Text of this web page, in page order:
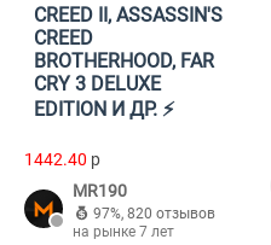
CREED II, ASSASSIN'S
CREED
BROTHERHOOD, FAR
CRY 3 DELUXE
EDITION И ДР. ⚡️
1442.40 p
MR190
97%, 820 отзывов
на рынке 7 лет